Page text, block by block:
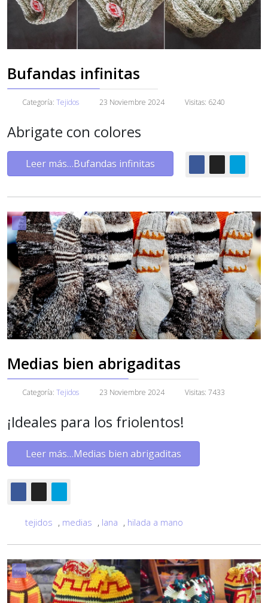
Bufandas infinitas
Categoría: Tejidos 23 Noviembre 2024 Visitas: 6240
Abrigate con colores
Leer más…Bufandas infinitas
Medias bien abrigaditas
Categoría: Tejidos 23 Noviembre 2024 Visitas: 7433
¡Ideales para los friolentos!
Leer más…Medias bien abrigaditas
tejidos , medias , lana , hilada a mano